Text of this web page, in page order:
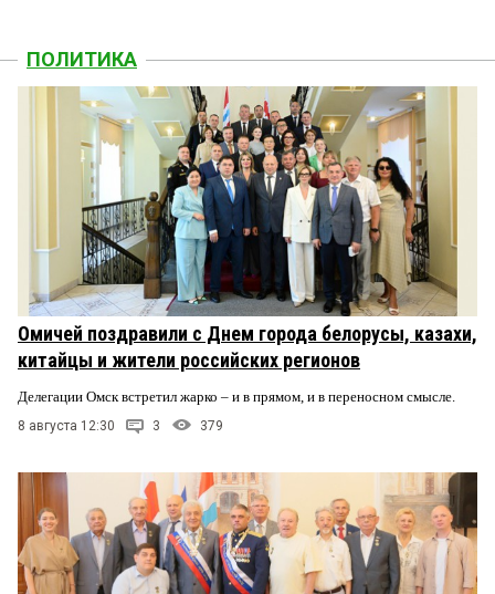
ПОЛИТИКА
Омичей поздравили с Днем города белорусы, казахи,
китайцы и жители российских регионов
Делегации Омск встретил жарко – и в прямом, и в переносном смысле.
8 августа 12:30 3 379